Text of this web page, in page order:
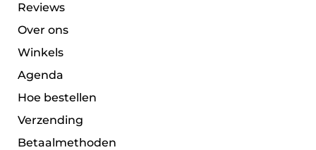
Reviews
Over ons
Winkels
Agenda
Hoe bestellen
Verzending
Betaalmethoden